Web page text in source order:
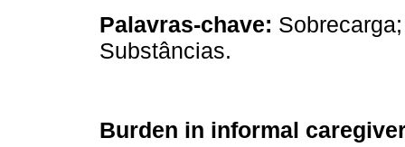
Palavras-chave:
Substâncias.
Burden in informal